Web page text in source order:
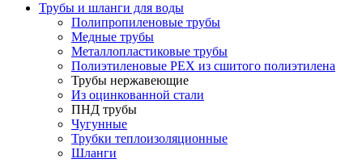
Трубы и шланги для воды
Полипропиленовые трубы
Медные трубы
Металлопластиковые трубы
Полиэтиленовые PEX из сшитого полиэтилена
Трубы нержавеющие
Из оцинкованной стали
ПНД трубы
Чугунные
Трубки теплоизоляционные
Шланги